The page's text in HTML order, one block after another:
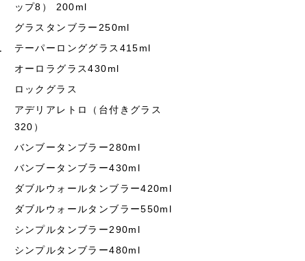
ップ8） 200ml
グラスタンブラー250ml
テーパーロンググラス415ml
オーロラグラス430ml
ロックグラス
アデリアレトロ（台付きグラス
320）
バンブータンブラー280ml
バンブータンブラー430ml
ダブルウォールタンブラー420ml
ダブルウォールタンブラー550ml
シンプルタンブラー290ml
シンプルタンブラー480ml